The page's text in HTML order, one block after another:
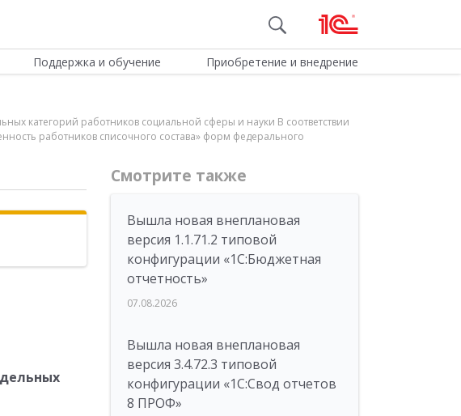
Поддержка и обучение Приобретение и внедрение
категорий работников социальной сферы и науки В соответствии
работников списочного состава» форм федерального
Смотрите также
Вышла новая внеплановая
версия 1.1.71.2 типовой
конфигурации «1C:Бюджетная
отчетность»
07.08.2026
Вышла новая внеплановая
версия 3.4.72.3 типовой
конфигурации «1C:Свод отчетов
8 ПРОФ»